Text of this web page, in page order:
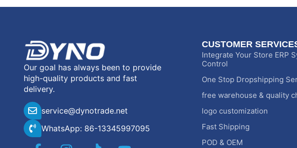
Our goal has always been to provide
high-quality products and fast
delivery.
service@dynotrade.net
WhatsApp: 86-13345997095
CUSTOMER
Integrate Your Store ERP
Control
One Stop Dropshipping
free warehouse & quality
logo customization
Fast Shipping
POD & OEM